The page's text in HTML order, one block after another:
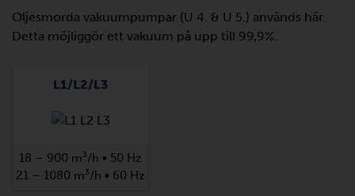
Oljesmorda vakuumpumpar (U 4. & U 5.) används här.
Detta möjliggör ett vakuum på upp till 99,9%.
L1/L2/L3
18 – 900 m³/h • 50 Hz
21 – 1080 m³/h • 60 Hz